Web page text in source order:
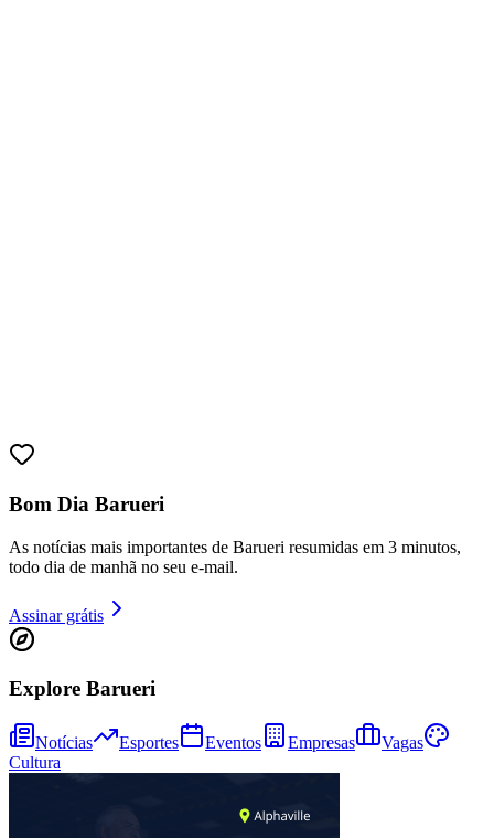
Bom Dia Barueri
As notícias mais importantes de Barueri resumidas em 3 minutos,
todo dia de manhã no seu e-mail.
Assinar grátis
Explore Barueri
Notícias Esportes Eventos Empresas
Vagas
Cultura